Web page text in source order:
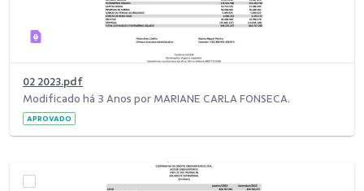
02 2023.pdf
Modificado há 3 Anos por MARIANE CARLA FONSECA.
APROVADO